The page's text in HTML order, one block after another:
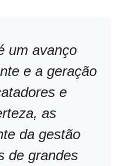
um avanço
e a geração
e
as
da gestão
de grandes